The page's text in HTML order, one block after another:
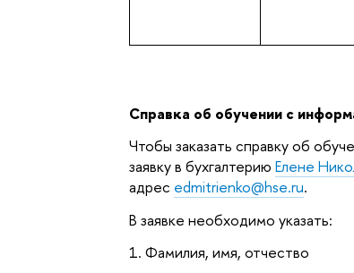
Справка об обучении с
Чтобы заказать справку об
заявку в бухгалтериюЕлене
адрес edmitrienko@hse.ru.
В заявке необходимо указать:
1. Фамилия, имя, отчество